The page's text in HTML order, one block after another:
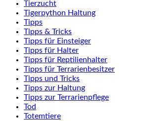
Tierzucht
Tigerpython Haltung
Tipps
Tipps & Tricks
Tipps für Einsteiger
Tipps für Halter
Tipps für Reptilienhalter
Tipps für Terrarienbesitzer
Tipps und Tricks
Tipps zur Haltung
Tipps zur Terrarienpflege
Tod
Totemtiere